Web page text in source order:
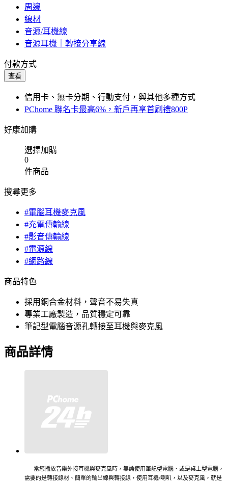
周邊
線材
音源/耳機線
音源耳機｜轉接分享線
付款方式
查看
信用卡、無卡分期、行動支付，與其他多種方式
PChome 聯名卡最高6%，新戶再享首刷禮800P
好康加購
選擇加購
0
件商品
搜尋更多
#電腦耳機麥克風
#充電傳輸線
#影音傳輸線
#電源線
#網路線
商品特色
採用銅合金材料，聲音不易失真
專業工廠製造，品質穩定可靠
筆記型電腦音源孔轉接至耳機與麥克風
商品詳情
當您播放音樂外接耳機與麥克風時，無論使用筆記型電腦、或是桌上型電腦，
需要的是轉接線材、簡單的輸出線與轉接線，使用耳機/喇叭，以及麥克風，就是